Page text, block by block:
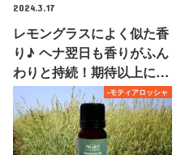
2024.3.17
レモングラスによく似た香
り♪ ヘナ翌日も香りがふん
わりと持続！期待以上に…
-モティアロッシャ